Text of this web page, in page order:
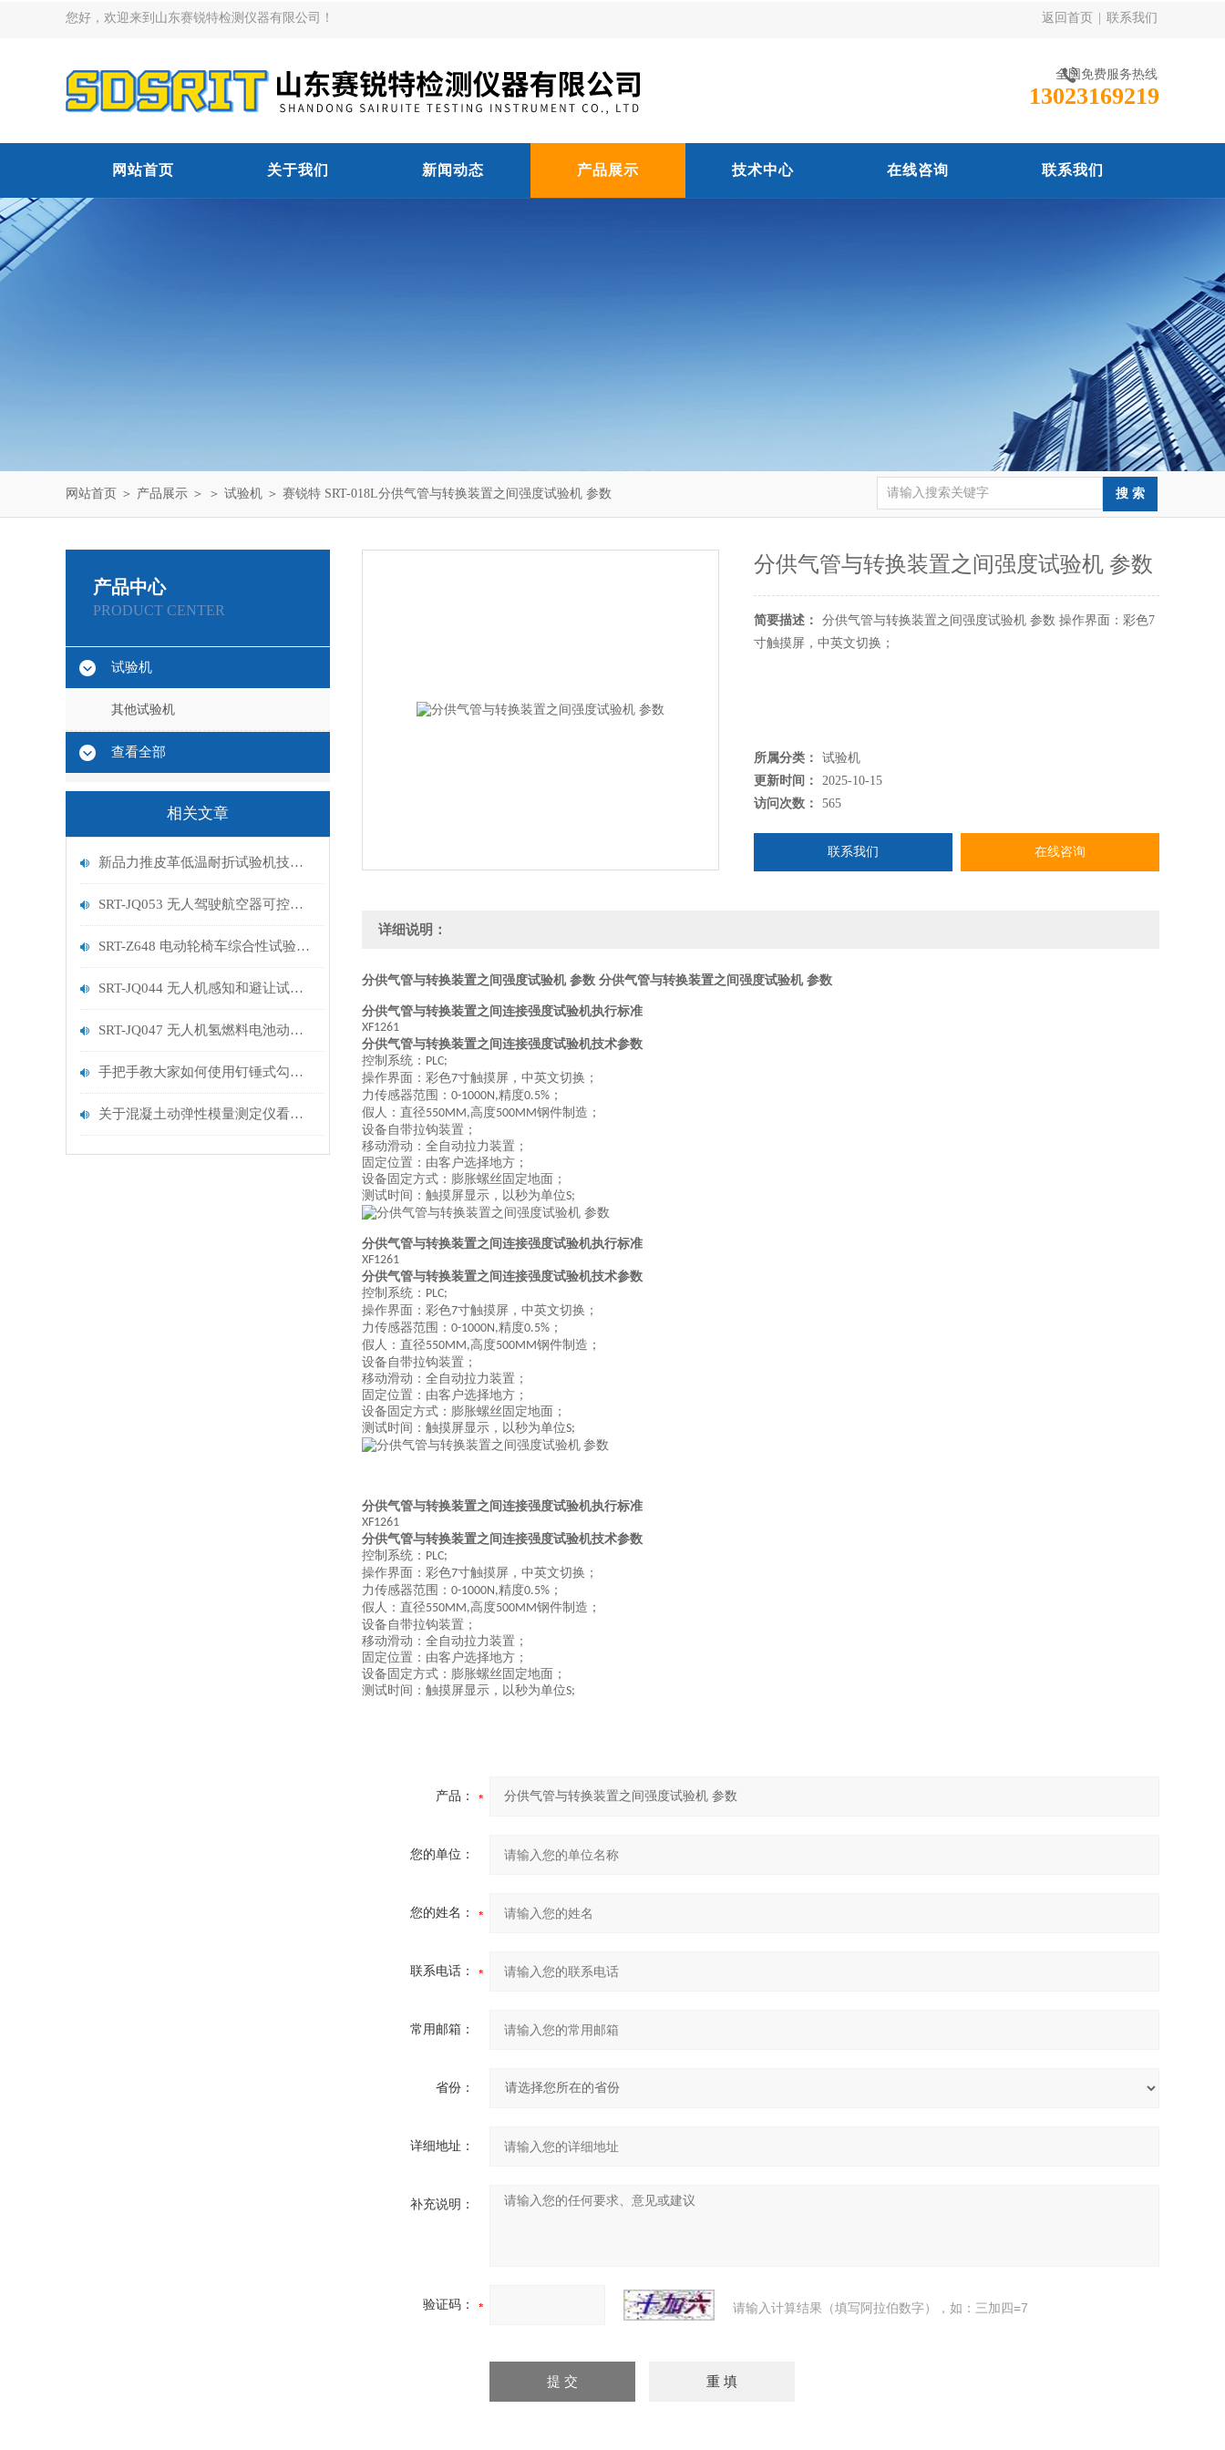
您好，欢迎来到山东赛锐特检测仪器有限公司！ 返回首页 联系我们
全国免费服务热线
13023169219
网站首页 关于我们 新闻动态 产品展示 技术中心 在线咨询 联系我们
网站首页 ＞ 产品展示 ＞ ＞ 试验机 ＞ 赛锐特 SRT-018L分供气管与转换装置之间强度试验机 参数
产品中心
PRODUCT CENTER
试验机
其他试验机
查看全部
相关文章
新品力推皮革低温耐折试验机技术讲解
SRT-JQ053 无人驾驶航空器可控性试验机的特点有哪些
SRT-Z648 电动轮椅车综合性试验机的简单介绍
SRT-JQ044 无人机感知和避让试验机的简单介绍
SRT-JQ047 无人机氢燃料电池动力系统试验机用途有哪些 符合标准
手把手教大家如何使用钉锤式勾丝性测试机
关于混凝土动弹性模量测定仪看这一篇就够了
分供气管与转换装置之间强度试验机 参数
简要描述：
分供气管与转换装置之间强度试验机 参数 操作界面：彩色7
寸触摸屏，中英文切换；
所属分类：
试验机
更新时间：
2025-10-15
访问次数：
565
联系我们 在线咨询
详细说明：
分供气管与转换装置之间强度试验机 参数 分供气管与转换装置之间强度试验机 参数
分供气管与转换装置之间连接强度试验机执行标准
XF1261
分供气管与转换装置之间连接强度试验机技术参数
控制系统： PLC;
操作界面：彩色7寸触摸屏，中英文切换；
力传感器范围： 0-1000N,精度0.5% ；
假人：直径550MM,高度500MM钢件制造；
设备自带拉钩装置；
移动滑动：全自动拉力装置；
固定位置：由客户选择地方；
设备固定方式：膨胀螺丝固定地面；
测试时间：触摸屏显示，以秒为单位S;
分供气管与转换装置之间连接强度试验机执行标准
XF1261
分供气管与转换装置之间连接强度试验机技术参数
控制系统： PLC;
操作界面：彩色7寸触摸屏，中英文切换；
力传感器范围： 0-1000N,精度0.5% ；
假人：直径550MM,高度500MM钢件制造；
设备自带拉钩装置；
移动滑动：全自动拉力装置；
固定位置：由客户选择地方；
设备固定方式：膨胀螺丝固定地面；
测试时间：触摸屏显示，以秒为单位S;
分供气管与转换装置之间连接强度试验机执行标准
XF1261
分供气管与转换装置之间连接强度试验机技术参数
控制系统： PLC;
操作界面：彩色7寸触摸屏，中英文切换；
力传感器范围： 0-1000N,精度0.5% ；
假人：直径550MM,高度500MM钢件制造；
设备自带拉钩装置；
移动滑动：全自动拉力装置；
固定位置：由客户选择地方；
设备固定方式：膨胀螺丝固定地面；
测试时间：触摸屏显示，以秒为单位S;
产品：
您的单位：
您的姓名：
联系电话：
常用邮箱：
省份：
详细地址：
补充说明：
验证码： 请输入计算结果（填写阿拉伯数字），如：三加四=7